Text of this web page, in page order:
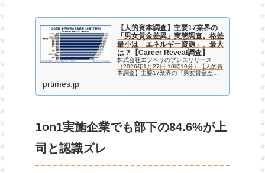
【人的資本調査】主要17業界の
「男女賃金差異」実態調査。格差
最小は「エネルギー資源」、最大
は？【Career Reveal調査】
株式会社エフペリのプレスリリース
（2026年1月27日 10時10分）【人的資
本調査】主要17業界の「男女賃金差
prtimes.jp
1on1実施企業でも部下の84.6%が上
司と認識ズレ